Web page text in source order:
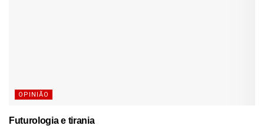
OPINIÃO
Futurologia e tirania